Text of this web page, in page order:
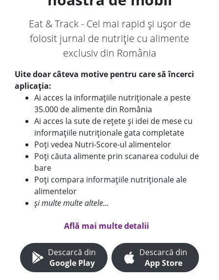
Eat & Track - Cel mai rapid și ușor de
folosit jurnal de nutriție cu alimente
exclusiv din România
Uite doar câteva motive pentru care să încerci
aplicația:
Ai acces la informațiile nutriționale a peste
35.000 de alimente din România
Ai acces la sute de rețete și idei de mese cu
informațiile nutriționale gata completate
Poți vedea Nutri-Score-ul alimentelor
Poți căuta alimente prin scanarea codului de
bare
Poți compara informațiile nutriționale ale
alimentelor
și multe multe altele...
Află mai multe detalii
Descarcă din
Google Play
Descarcă din
App Store